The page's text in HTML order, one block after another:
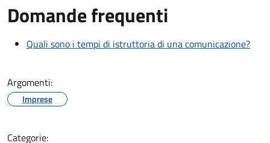
Domande frequenti
Quali sono i tempi di istruttoria di una comunicazione?
Argomenti:
Imprese
Categorie: